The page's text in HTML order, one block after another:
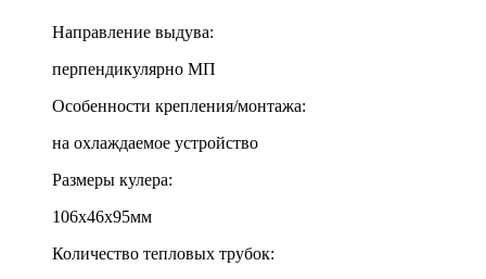
Направление выдува:
перпендикулярно МП
Особенности крепления/монтажа:
на охлаждаемое устройство
Размеры кулера:
106x46x95мм
Количество тепловых трубок: